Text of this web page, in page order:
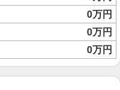
0万円
0万円
0万円